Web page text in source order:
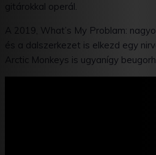
gitárokkal operál.
A 2019, What’s My Problam:
és a dalszerkezet is elkezd egy
Arctic Monkeys is ugyanígy